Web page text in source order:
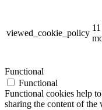
viewed_cookie_policy
11
Functional
Functional
Functional cookies help
sharing the content of the